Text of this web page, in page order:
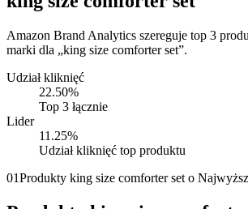
Amazon Brand Analytics szereguje top 3
marki dla „king size comforter set”.
Udział kliknięć
22.50%
Top 3 łącznie
Lider
11.25%
Udział kliknięć top produktu
01Produkty king size comforter set o